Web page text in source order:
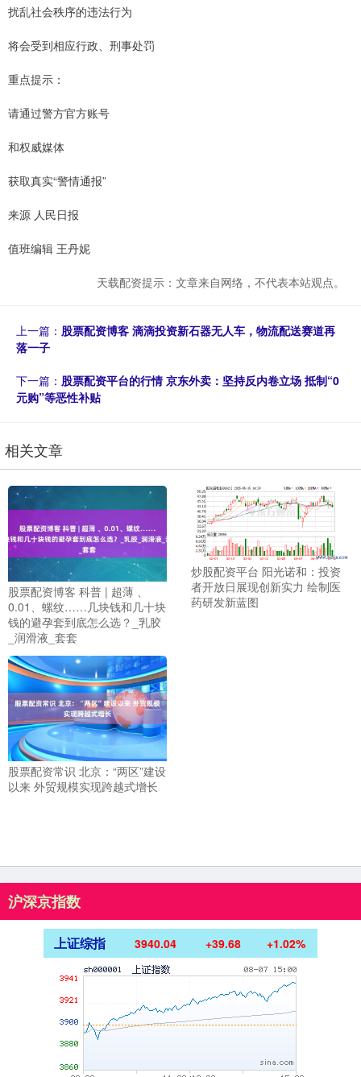
扰乱社会秩序的违法行为
将会受到相应行政、刑事处罚
重点提示：
请通过警方官方账号
和权威媒体
获取真实“警情通报”
来源 人民日报
值班编辑 王丹妮
天载配资提示：文章来自网络，不代表本站观点。
上一篇： 股票配资博客 滴滴投资新石器无人车，物流配送赛道再
落一子
下一篇： 股票配资平台的行情 京东外卖：坚持反内卷立场 抵制“0
元购”等恶性补贴
相关文章
股票配资博客 科普 | 超薄 、
0.01、螺纹……几块钱和几十块
钱的避孕套到底怎么选？_乳胶
_润滑液_套套
炒股配资平台 阳光诺和：投资
者开放日展现创新实力 绘制医
药研发新蓝图
股票配资常识 北京：“两区”建设
以来 外贸规模实现跨越式增长
沪深京指数
上证综指 3940.04 +39.68 +1.02%